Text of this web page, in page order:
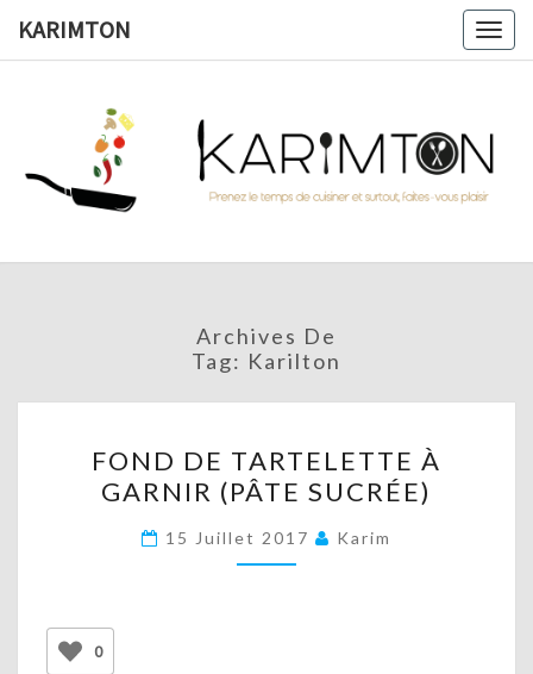
KARIMTON
Prenez
Le
Et
Vous
Plaisir !
Archives De
Tag: Karilton
DE
TARTELETTE
À
GARNIR
FOND DE TARTELETTE À
GARNIR (PÂTE SUCRÉE)
15 Juillet 2017 Karim
0